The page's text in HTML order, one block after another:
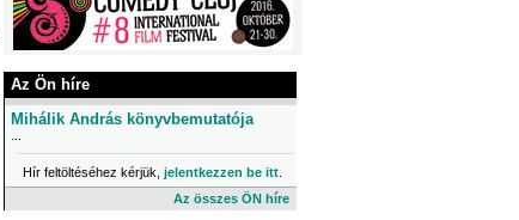
Az Ön híre
Mihálik András könyvbemutatója
Hír feltöltéséhez kérjük, jelentkezzen be itt
Az összes ÖN híre